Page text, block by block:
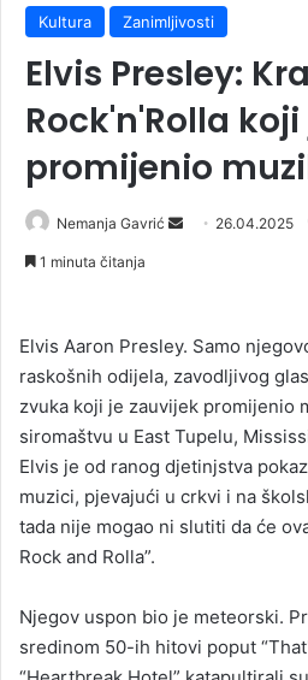
Kultura Zanimljivosti
Elvis Presley:
Rock'n'Rolla
promijenio
Nemanja Gavrić
a
e
26.04.2025
1 minuta čitanja
Elvis Aaron Presley. Samo
raskošnih odijela, zavodljivog
zvuka koji je zauvijek promijenio
siromaštvu u East Tupelu,
Elvis je od ranog djetinjstva
muzici, pjevajući u crkvi i na
tada nije mogao ni slutiti da će
Rock and Rolla”.
Njegov uspon bio je meteorski.
sredinom 50-ih hitovi poput